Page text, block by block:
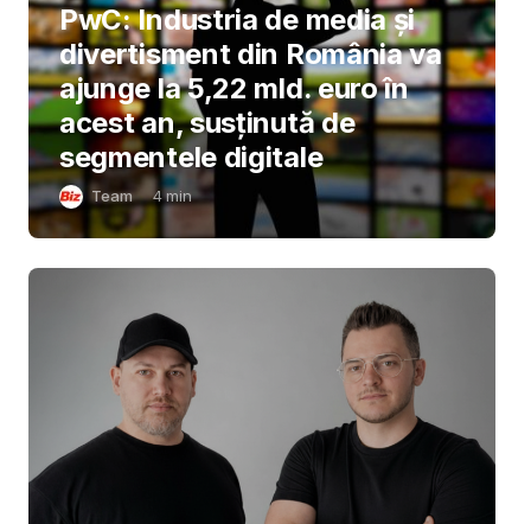
PwC: Industria de media și
divertisment din România va
ajunge la 5,22 mld. euro în
acest an, susținută de
segmentele digitale
Team 4min